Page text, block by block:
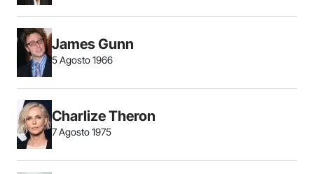
James Gunn
5 Agosto 1966
Charlize Theron
7 Agosto 1975